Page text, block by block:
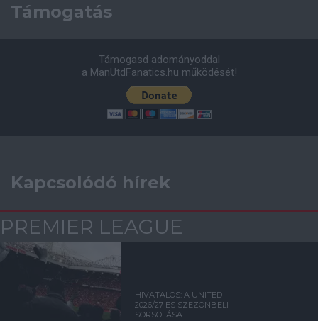
Támogatás
Támogasd adományoddal
a ManUtdFanatics.hu működését!
Kapcsolódó hírek
PREMIER LEAGUE
HIVATALOS: A UNITED
2026/27-ES SZEZONBELI
SORSOLÁSA